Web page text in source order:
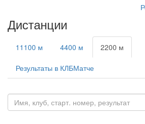
Дистанции
11100 м 4400 м 2200 м
Результаты в КЛБМатче